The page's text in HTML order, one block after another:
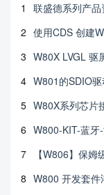
1
联盛德系列产
2 使用CDS 创建
3 W80X LVGL 驱
4 W801的SDIO
5 W80X系列芯片
6 W800-KIT-蓝牙
7
【W806】保姆
8 W800 开发套件